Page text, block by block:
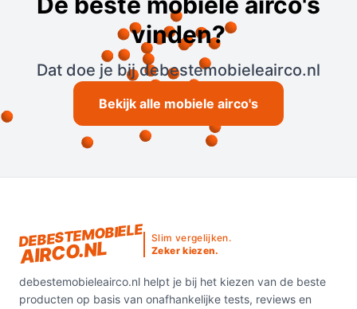
vinden?
Dat doe je bij debestemobieleairco.nl
Bekijk alle mobiele airco's
DEBESTEMOBIELE
AIRCO.NL
Slim vergelijken.
Zeker kiezen.
debestemobieleairco.nl helpt je bij het kiezen van de beste
producten op basis van onafhankelijke tests, reviews en